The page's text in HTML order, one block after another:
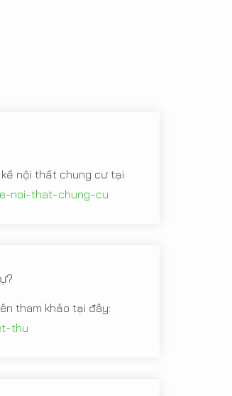
nội thất chung cư tại
noi-that-chung-cu
tham khảo tại đây:
thu